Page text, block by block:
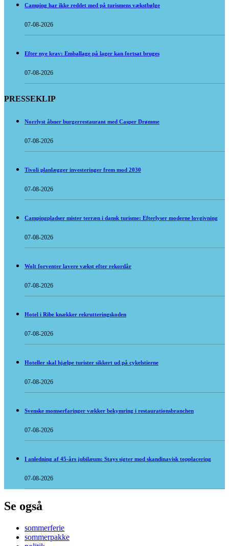
Camping har ikke reddet med på turismens vækstbølge
07-08-2026
Efter nye krav: Emballage på lager kan fortsat bruges
07-08-2026
PRESSEKLIP
Norrlyst åbner burgerrestaurant med Casper Drømme
07-08-2026
Tivoli planlægger investeringer frem mod 2030
07-08-2026
Campingpladser mister terræn i dansk turisme: Efterlyser moderne lovgivning
07-08-2026
Wolt forventer lavere vækst efter rekordår
07-08-2026
Hotel i Ribe knækker rekrutteringskoden
07-08-2026
Hoteller skal hjælpe turister sikkert ud på cykelstierne
07-08-2026
Svenske momserfaringer vækker bekymring i restaurationsbranchen
07-08-2026
I anledning af 45-års jubilæum: Stays sigter mod skandinavisk topplacering
07-08-2026
Se også
sommerferie
sommerpakke